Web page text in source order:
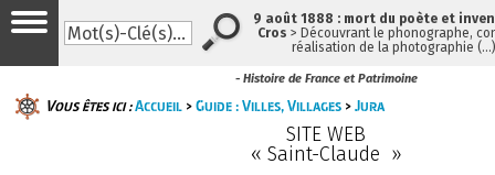
- Histoire de France et Patrimoine
Vous êtes ici :Accueil >Guide : Villes, Villages >Jura
SITE WEB
« Saint-Claude »
9 août 1888 : mort du poète et
Cros > Découvrant le phonographe,
réalisation de la photographie